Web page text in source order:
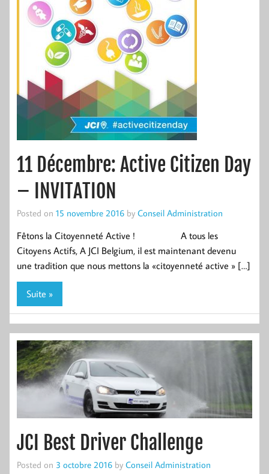
11 Décembre: Active Citizen Day
– INVITATION
Posted on 15 novembre 2016 by Conseil Administration
Fêtons la Citoyenneté Active ! A tous les
Citoyens Actifs, A JCI Belgium, il est maintenant devenu
une tradition que nous mettons la «citoyenneté active » […]
Suite »
JCI Best Driver Challenge
Posted on 3 octobre 2016 by Conseil Administration